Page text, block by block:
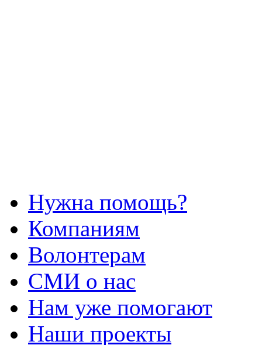
Нужна помощь?
Компаниям
Волонтерам
СМИ о нас
Нам уже помогают
Наши проекты